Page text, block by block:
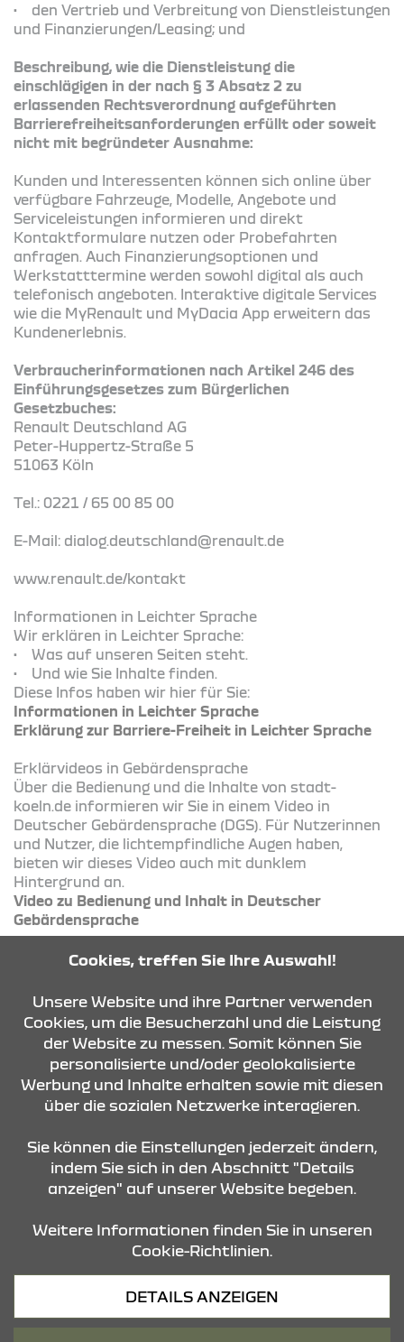
• den Vertrieb und Verbreitung von Dienstleistungen
und Finanzierungen/Leasing; und
Beschreibung, wie die Dienstleistung die
einschlägigen in der nach § 3 Absatz 2 zu
erlassenden Rechtsverordnung aufgeführten
Barrierefreiheitsanforderungen erfüllt oder soweit
nicht mit begründeter Ausnahme:
Kunden und Interessenten können sich online über
verfügbare Fahrzeuge, Modelle, Angebote und
Serviceleistungen informieren und direkt
Kontaktformulare nutzen oder Probefahrten
anfragen. Auch Finanzierungsoptionen und
Werkstatttermine werden sowohl digital als auch
telefonisch angeboten. Interaktive digitale Services
wie die MyRenault und MyDacia App erweitern das
Kundenerlebnis.
Verbraucherinformationen nach Artikel 246 des
Einführungsgesetzes zum Bürgerlichen
Gesetzbuches:
Renault Deutschland AG
Peter-Huppertz-Straße 5
51063 Köln
Tel.: 0221 / 65 00 85 00
E-Mail: dialog.deutschland@renault.de
www.renault.de/kontakt
Informationen in Leichter Sprache
Wir erklären in Leichter Sprache:
• Was auf unseren Seiten steht.
• Und wie Sie Inhalte finden.
Diese Infos haben wir hier für Sie:
Informationen in Leichter Sprache
Erklärung zur Barriere-Freiheit in Leichter Sprache
Erklärvideos in Gebärdensprache
Über die Bedienung und die Inhalte von stadt-
koeln.de informieren wir Sie in einem Video in
Deutscher Gebärdensprache (DGS). Für Nutzerinnen
und Nutzer, die lichtempfindliche Augen haben,
bieten wir dieses Video auch mit dunklem
Hintergrund an.
Video zu Bedienung und Inhalt in Deutscher
Gebärdensprache
KONTAKT & ANFAHRT
ÖFFNUNGSZEITEN
STANDORTE
Datenschutz
Cookies, treffen Sie Ihre Auswahl!
Unsere Website und ihre Partner verwenden
Cookies, um die Besucherzahl und die Leistung
der Website zu messen. Somit können Sie
personalisierte und/oder geolokalisierte
Werbung und Inhalte erhalten sowie mit diesen
über die sozialen Netzwerke interagieren.
Sie können die Einstellungen jederzeit ändern,
indem Sie sich in den Abschnitt "Details
anzeigen" auf unserer Website begeben.
Weitere Informationen finden Sie in unseren
Cookie-Richtlinien.
DETAILS ANZEIGEN